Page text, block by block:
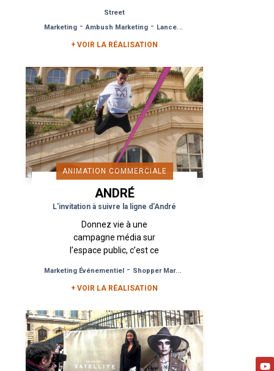
de la Maison Margiela. Un
nouveau parfum
symbolisant une...
Street
Marketing - Ambush Marketing - Lancement de Produit
+ VOIR LA RÉALISATION
ANIMATION COMMERCIALE
ANDRÉ
L'invitation à suivre la ligne d'André
Donnez vie à une
campagne média sur
l’espace public, c’est ce
pour la marque André.
Avec un dispositif de
supports...
Marketing Événementiel - Shopper Marketing
+ VOIR LA RÉALISATION